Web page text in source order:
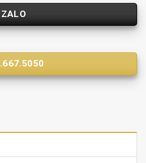
ZALO